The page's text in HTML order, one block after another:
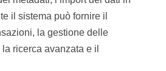
il sistema può fornire il
la gestione delle
ricerca avanzata e il